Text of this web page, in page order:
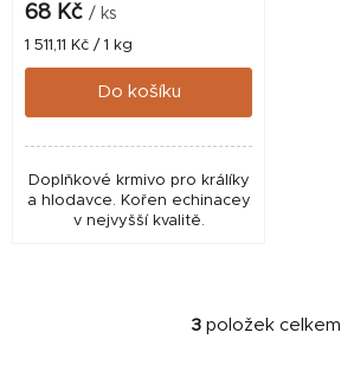
68 Kč / ks
Měrná
cena:
1 511,11 Kč / 1 kg
Do košíku
Doplňkové krmivo pro králíky
a hlodavce. Kořen echinacey
v nejvyšší kvalitě.
O
3položek celkem